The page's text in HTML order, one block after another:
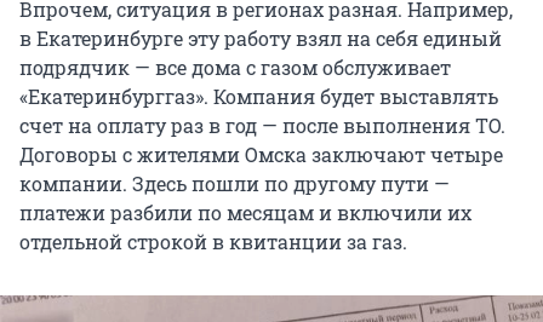
Впрочем, ситуация в регионах разная. Например,
в Екатеринбурге эту работу взял на себя единый
подрядчик — все дома с газом обслуживает
«Екатеринбурггаз». Компания будет выставлять
счет на оплату раз в год — после выполнения ТО.
Договоры с жителями Омска заключают четыре
компании. Здесь пошли по другому пути —
платежи разбили по месяцам и включили их
отдельной строкой в квитанции за газ.